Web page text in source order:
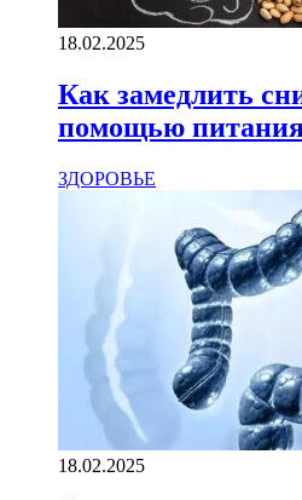
18.02.2025
Как замедлить
помощью
ЗДОРОВЬЕ
18.02.2025